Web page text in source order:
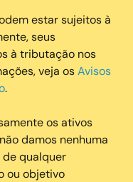
estar sujeitos à
seus
à tributação nos
veja osAvisos
.
os ativos
damos nenhuma
qualquer
ou objetivo